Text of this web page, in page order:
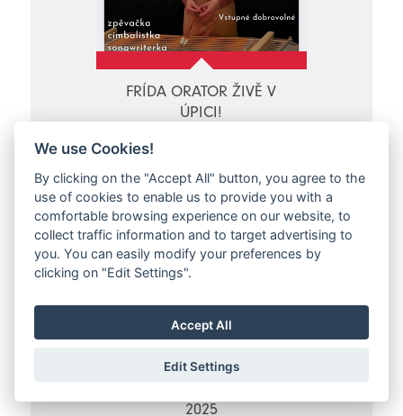
FRÍDA ORATOR ŽIVĚ V
ÚPICI!
St 27.08.2025 - St 27.08.2025
2025
We use Cookies!
By clicking on the "Accept All" button, you agree to the
use of cookies to enable us to provide you with a
comfortable browsing experience on our website, to
collect traffic information and to target advertising to
you. You can easily modify your preferences by
clicking on "Edit Settings".
Accept All
Edit Settings